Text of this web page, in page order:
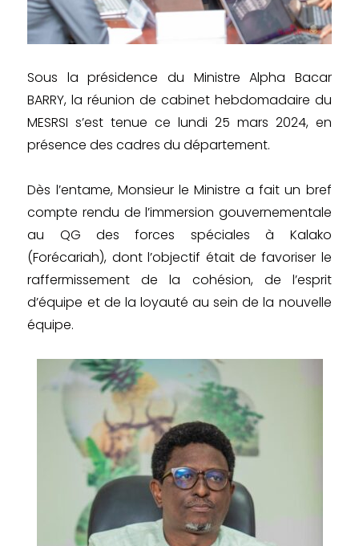
Sous la présidence du Ministre Alpha Bacar
BARRY, la réunion de cabinet hebdomadaire du
MESRSI s’est tenue ce lundi 25 mars 2024, en
présence des cadres du département.
Dès l’entame, Monsieur le Ministre a fait un bref
compte rendu de l’immersion gouvernementale
au QG des forces spéciales à Kalako
(Forécariah), dont l’objectif était de favoriser le
raffermissement de la cohésion, de l’esprit
d’équipe et de la loyauté au sein de la nouvelle
équipe.